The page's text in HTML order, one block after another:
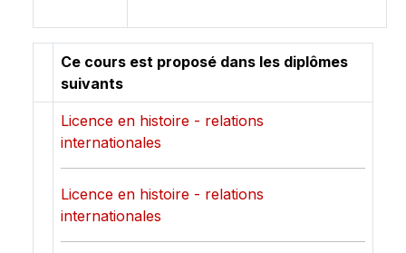
Ce cours est proposé dans les diplômes
suivants
Licence en histoire - relations
internationales
Licence en histoire - relations
internationales